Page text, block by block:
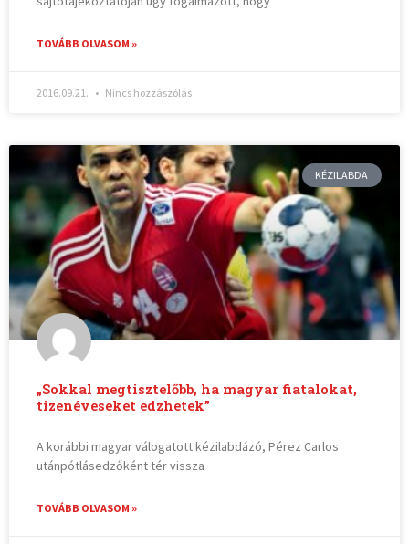
TOVÁBB OLVASOM »
2016.09.21. Nincs hozzászólás
KÉZILABDA
„Sokkal megtisztelőbb, ha magyar fiatalokat,
tizenéveseket edzhetek”
A korábbi magyar válogatott kézilabdázó, Pérez Carlos
utánpótlásedzőként tér vissza
TOVÁBB OLVASOM »